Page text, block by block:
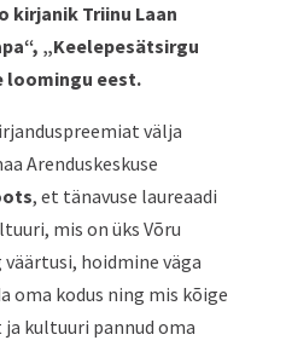
kirjanik Triinu Laan
„Keelepesätsirgu
loomingu eest.
välja
Arenduskeskuse
, et tänavuse laureaadi
mis on üks Võru
hoidmine väga
oma kodus ning mis kõige
kultuuri pannud oma